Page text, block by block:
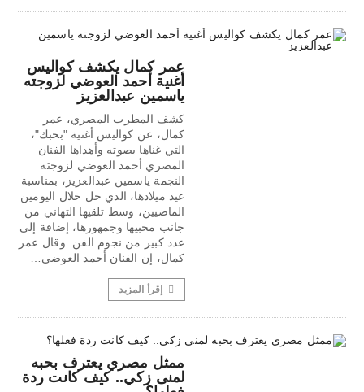
عمر كمال يكشف كواليس
أغنية أحمد العوضي لزوجته
ياسمين عبدالعزيز
كشف المطرب المصري، عمر
كمال، عن كواليس أغنية "بحبك"،
التي غناها بصوته وأهداها الفنان
المصري أحمد العوضي لزوجته
النجمة ياسمين عبدالعزيز، بمناسبة
عيد ميلادها، الذي حل خلال اليومين
الماضيين، وسط تلقيها التهاني من
جانب محبيها وجمهورها، إضافة إلى
عدد كبير من نجوم الفن. وقال عمر
كمال، إن الفنان أحمد العوضي…
إقرأ المزيد
ممثل مصري يعترف بحبه
لمنى زكي.. كيف كانت ردة